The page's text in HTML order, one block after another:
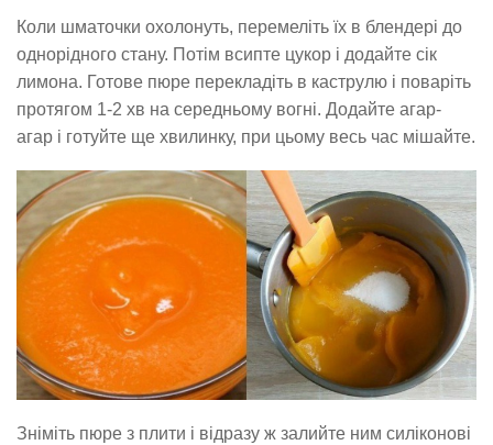
Коли шматочки охолонуть, перемеліть їх в блендері до
однорідного стану. Потім всипте цукор і додайте сік
лимона. Готове пюре перекладіть в каструлю і поваріть
протягом 1-2 хв на середньому вогні. Додайте агар-
агар і готуйте ще хвилинку, при цьому весь час мішайте.
Зніміть пюре з плити і відразу ж залийте ним силіконові